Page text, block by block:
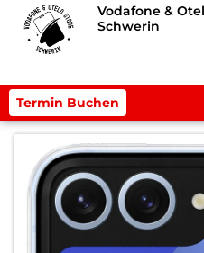
Vodafone &
Schwerin
Termin Buchen